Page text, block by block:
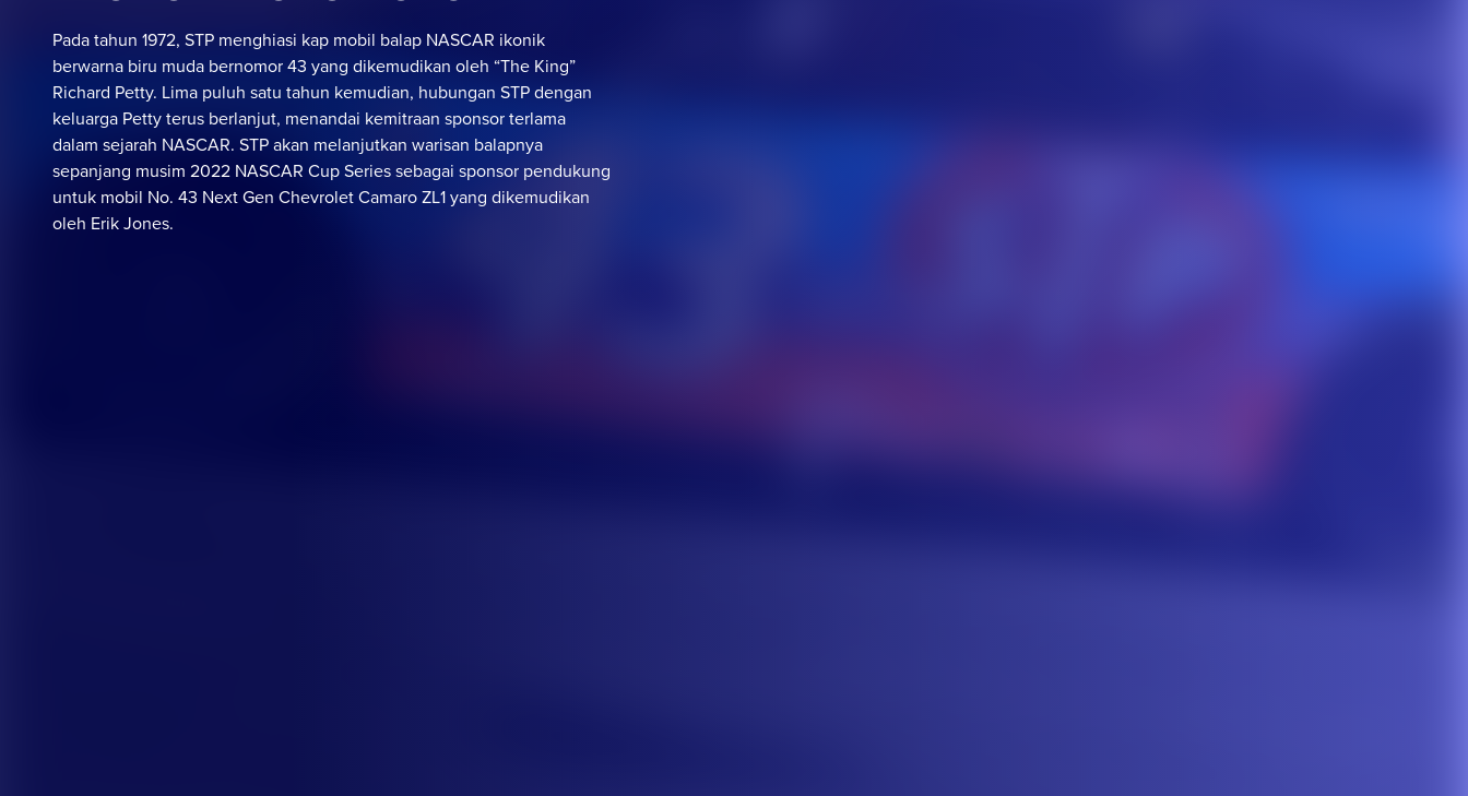
Pada tahun 1972, STP menghiasi kap mobil balap NASCAR ikonik
berwarna biru muda bernomor 43 yang dikemudikan oleh “The King”
Richard Petty. Lima puluh satu tahun kemudian, hubungan STP dengan
keluarga Petty terus berlanjut, menandai kemitraan sponsor terlama
dalam sejarah NASCAR. STP akan melanjutkan warisan balapnya
sepanjang musim 2022 NASCAR Cup Series sebagai sponsor pendukung
untuk mobil No. 43 Next Gen Chevrolet Camaro ZL1 yang dikemudikan
oleh Erik Jones.